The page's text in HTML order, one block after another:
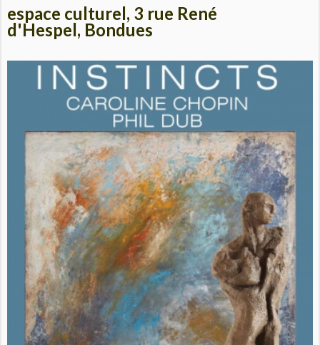
espace culturel, 3 rue René
d'Hespel, Bondues